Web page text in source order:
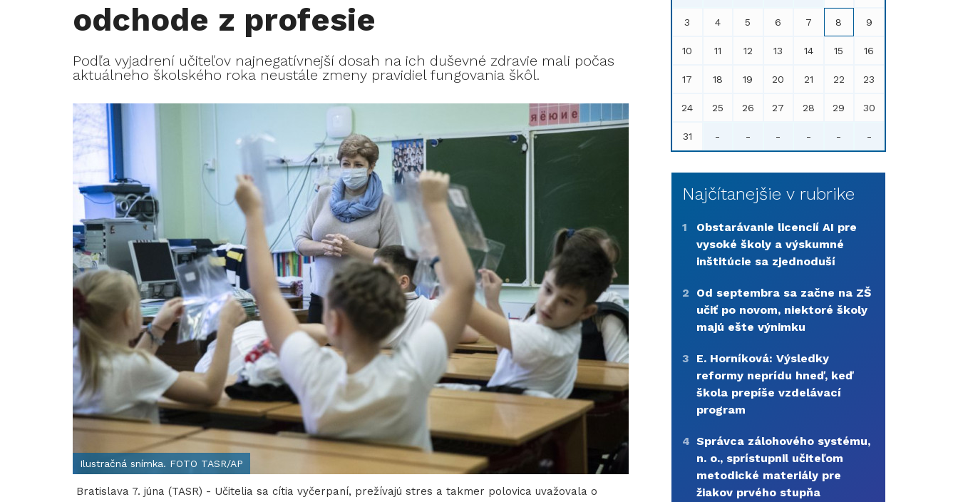
odchode z profesie
Podľa vyjadrení učiteľov najnegatívnejší dosah na ich duševné zdravie mali počas
aktuálneho školského roka neustále zmeny pravidiel fungovania škôl.
Ilustračná snímka. FOTO TASR/AP
Bratislava 7. júna (TASR) - Učitelia sa cítia vyčerpaní, prežívajú stres a takmer polovica uvažovala o
3 4 5 6 7 8 9
10 11 12 13 14 15 16
17 18 19 20 21 22 23
24 25 26 27 28 29 30
31 - - - - - -
Najčítanejšie v rubrike
1
Obstarávanie licencií AI pre
vysoké školy a výskumné
inštitúcie sa zjednoduší
2
Od septembra sa začne na ZŠ
učiť po novom, niektoré školy
majú ešte výnimku
3
E. Horníková: Výsledky
reformy neprídu hneď, keď
škola prepíše vzdelávací
program
4 Správca zálohového systému,
n. o., sprístupnil učiteľom
metodické materiály pre
žiakov prvého stupňa